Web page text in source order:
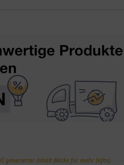
generierter Inhalt (klicke für mehr Infos)